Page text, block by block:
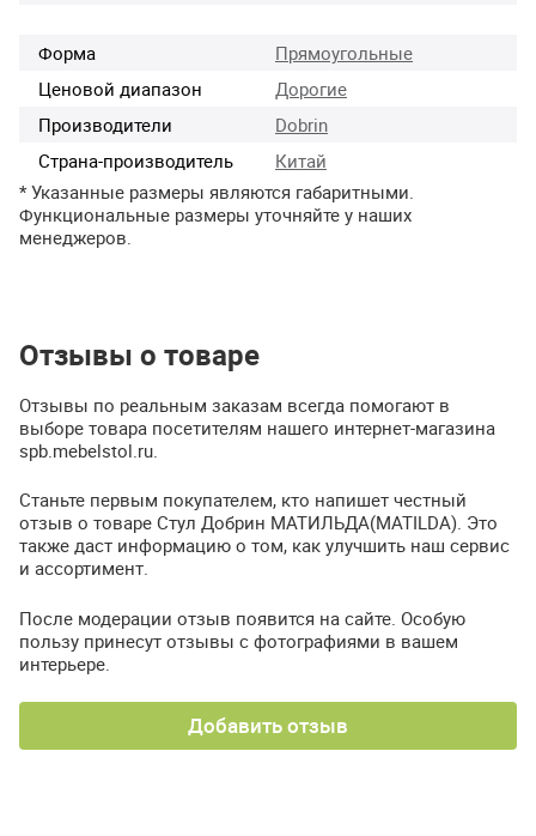
Форма
Прямоугольные
Ценовой диапазон
Дорогие
Производители
Dobrin
Страна-производитель
Китай
* Указанные размеры являются габаритными.
Функциональные размеры уточняйте у наших
менеджеров.
Отзывы о товаре
Отзывы по реальным заказам всегда помогают в
выборе товара посетителям нашего интернет-магазина
spb.mebelstol.ru.
Станьте первым покупателем, кто напишет честный
отзыв о товаре Стул Добрин МАТИЛЬДА(MATILDA). Это
также даст информацию о том, как улучшить наш сервис
и ассортимент.
После модерации отзыв появится на сайте. Особую
пользу принесут отзывы с фотографиями в вашем
интерьере.
Добавить отзыв